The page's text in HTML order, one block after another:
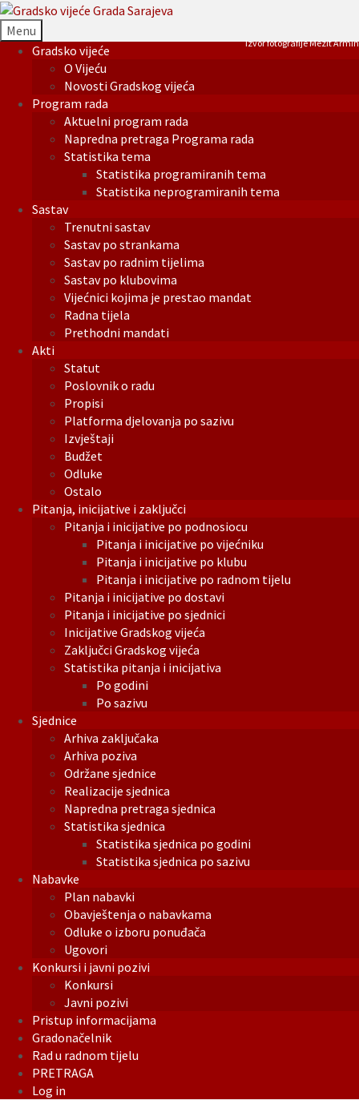
Menu
Gradsko vijeće
O Vijeću
Novosti Gradskog vijeća
Program rada
Aktuelni program rada
Napredna pretraga Programa rada
Statistika tema
Statistika programiranih tema
Statistika neprogramiranih tema
Sastav
Trenutni sastav
Sastav po strankama
Sastav po radnim tijelima
Sastav po klubovima
Vijećnici kojima je prestao mandat
Radna tijela
Prethodni mandati
Akti
Statut
Poslovnik o radu
Propisi
Platforma djelovanja po sazivu
Izvještaji
Budžet
Odluke
Ostalo
Pitanja, inicijative i zaključci
Pitanja i inicijative po podnosiocu
Pitanja i inicijative po vijećniku
Pitanja i inicijative po klubu
Pitanja i inicijative po radnom tijelu
Pitanja i inicijative po dostavi
Pitanja i inicijative po sjednici
Inicijative Gradskog vijeća
Zaključci Gradskog vijeća
Statistika pitanja i inicijativa
Po godini
Po sazivu
Sjednice
Arhiva zaključaka
Arhiva poziva
Održane sjednice
Realizacije sjednica
Napredna pretraga sjednica
Statistika sjednica
Statistika sjednica po godini
Statistika sjednica po sazivu
Nabavke
Plan nabavki
Obavještenja o nabavkama
Odluke o izboru ponuđača
Ugovori
Konkursi i javni pozivi
Konkursi
Javni pozivi
Pristup informacijama
Gradonačelnik
Rad u radnom tijelu
PRETRAGA
Log in
Izvor fotografije Mezit Armin